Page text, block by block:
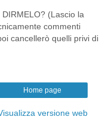
(Lascio la
commenti
cancellerò quelli privi di
Home page
versione web